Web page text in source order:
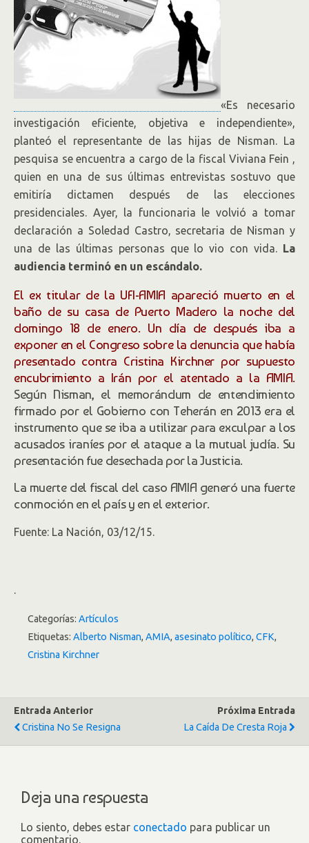
«Es necesario
investigación eficiente, objetiva e independiente»,
planteó el representante de las hijas de Nisman. La
pesquisa se encuentra a cargo de la fiscal Viviana Fein ,
quien en una de sus últimas entrevistas sostuvo que
emitiría dictamen después de las elecciones
presidenciales. Ayer, la funcionaria le volvió a tomar
declaración a Soledad Castro, secretaria de Nisman y
una de las últimas personas que lo vio con vida. La
audiencia terminó en un escándalo.
El ex titular de la UFI-AMIA apareció muerto en el
baño de su casa de Puerto Madero la noche del
domingo 18 de enero. Un día de después iba a
exponer en el Congreso sobre la denuncia que había
presentado contra Cristina Kirchner por supuesto
encubrimiento a Irán por el atentado a la AMIA.
Según Nisman, el memorándum de entendimiento
firmado por el Gobierno con Teherán en 2013 era el
instrumento que se iba a utilizar para exculpar a los
acusados iraníes por el ataque a la mutual judía. Su
presentación fue desechada por la Justicia.
La muerte del fiscal del caso AMIA generó una fuerte
conmoción en el país y en el exterior.
Fuente: La Nación, 03/12/15.
.
Categorías: Artículos
Etiquetas: Alberto Nisman, AMIA, asesinato político, CFK,
Cristina Kirchner
Entrada Anterior
Cristina No Se Resigna
Próxima Entrada
La Caída De Cresta Roja
Deja una respuesta
Lo siento, debes estar conectado para publicar un
comentario.